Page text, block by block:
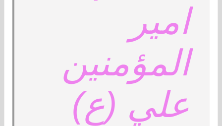
امير
المؤمنين
علي (ع)